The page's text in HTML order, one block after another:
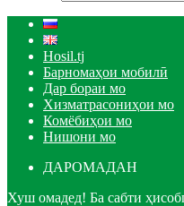
Hosil.tj
Барномаҳои мобилӣ
Дар бораи мо
Хизматрасониҳои мо
Комёбиҳои мо
Нишони мо
ДАРОМАДАН
Хуш омадед! Ба сабти